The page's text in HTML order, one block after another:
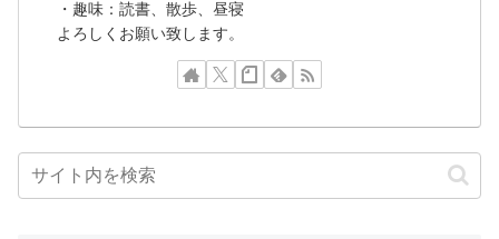
・趣味：読書、散歩、昼寝
よろしくお願い致します。